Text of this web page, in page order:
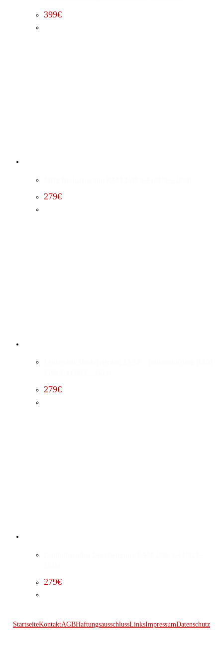
399€
279€
279€
279€
StartseiteKontaktAGBHaftungsausschlussLinksImpressumDatenschutz